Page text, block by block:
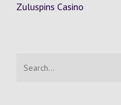
Zuluspins Casino